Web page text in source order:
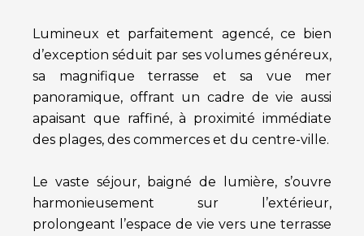
Lumineux et parfaitement agencé, ce bien
d’exception séduit par ses volumes généreux,
sa magnifique terrasse et sa vue mer
panoramique, offrant un cadre de vie aussi
apaisant que raffiné, à proximité immédiate
des plages, des commerces et du centre-ville.
Le vaste séjour, baigné de lumière, s’ouvre
harmonieusement sur l’extérieur,
prolongeant l’espace de vie vers une terrasse